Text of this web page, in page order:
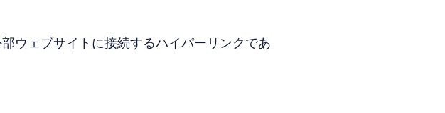
ウェブサイトに接続するハイパーリンクであ